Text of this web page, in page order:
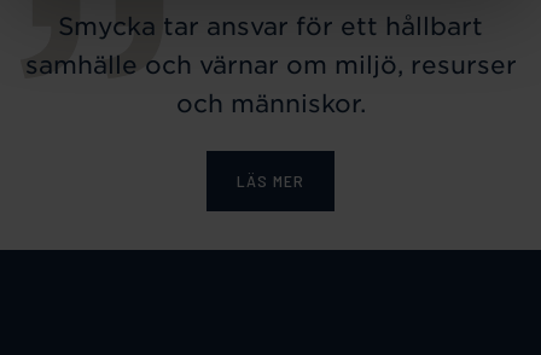
Smycka tar ansvar för ett hållbart
samhälle och värnar om miljö, resurser
och människor.
LÄS MER